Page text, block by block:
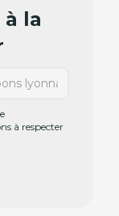
la
à respecter